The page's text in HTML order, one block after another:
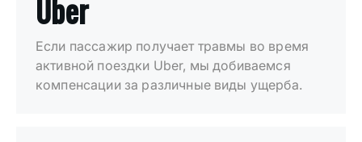
Uber
Если пассажир получает травмы во время
активной поездки Uber, мы добиваемся
компенсации за различные виды ущерба.